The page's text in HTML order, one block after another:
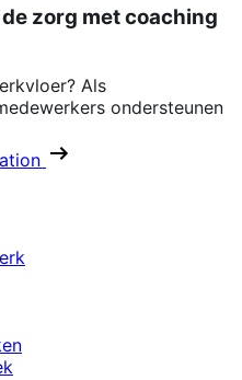
zorg met coaching
Als
ondersteunen